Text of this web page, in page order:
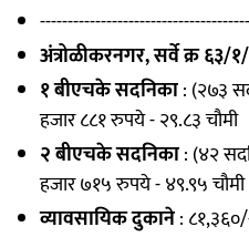
अंत्रोळीकरनगर, सर्वे क्र ६३/
१ बीएचके सदनिका: (२७३
हजार ८८१ रुपये - २९.८३ चौमी
२ बीएचके सदनिका: (४२
हजार ७१५ रुपये - ४९.९५ चौमी
व्यावसायिक दुकाने: